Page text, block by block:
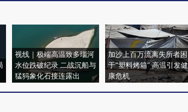
视线｜极端高温致多瑙河
水位跌破纪录 二战沉船与
猛犸象化石接连露出
加沙上百万流离失所者困
于“塑料烤箱” 高温引发健
康危机